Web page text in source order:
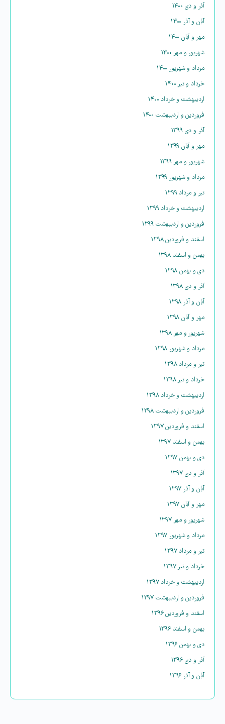
آذر و دی ۱۴۰۰
آبان و آذر ۱۴۰۰
مهر و آبان ۱۴۰۰
شهریور و مهر ۱۴۰۰
مرداد و شهریور ۱۴۰۰
خرداد و تیر ۱۴۰۰
اردیبهشت و خرداد ۱۴۰۰
فروردین و اردیبهشت ۱۴۰۰
آذر و دی ۱۳۹۹
مهر و آبان ۱۳۹۹
شهریور و مهر ۱۳۹۹
مرداد و شهریور ۱۳۹۹
تیر و مرداد ۱۳۹۹
اردیبهشت و خرداد ۱۳۹۹
فروردین و اردیبهشت ۱۳۹۹
اسفند و فروردین ۱۳۹۸
بهمن و اسفند ۱۳۹۸
دی و بهمن ۱۳۹۸
آذر و دی ۱۳۹۸
آبان و آذر ۱۳۹۸
مهر و آبان ۱۳۹۸
شهریور و مهر ۱۳۹۸
مرداد و شهریور ۱۳۹۸
تیر و مرداد ۱۳۹۸
خرداد و تیر ۱۳۹۸
اردیبهشت و خرداد ۱۳۹۸
فروردین و اردیبهشت ۱۳۹۸
اسفند و فروردین ۱۳۹۷
بهمن و اسفند ۱۳۹۷
دی و بهمن ۱۳۹۷
آذر و دی ۱۳۹۷
آبان و آذر ۱۳۹۷
مهر و آبان ۱۳۹۷
شهریور و مهر ۱۳۹۷
مرداد و شهریور ۱۳۹۷
تیر و مرداد ۱۳۹۷
خرداد و تیر ۱۳۹۷
اردیبهشت و خرداد ۱۳۹۷
فروردین و اردیبهشت ۱۳۹۷
اسفند و فروردین ۱۳۹۶
بهمن و اسفند ۱۳۹۶
دی و بهمن ۱۳۹۶
آذر و دی ۱۳۹۶
آبان و آذر ۱۳۹۶